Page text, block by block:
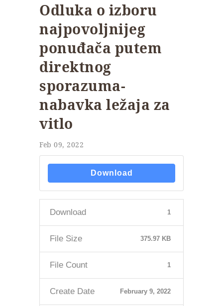
Odluka o izboru
najpovoljnijeg
ponuđača putem
direktnog
sporazuma-
nabavka ležaja za
vitlo
Feb 09, 2022
Download
Download 1
File Size 375.97 KB
File Count 1
Create Date February 9, 2022